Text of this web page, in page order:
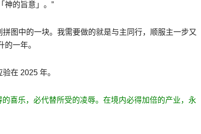
神的旨意」。”
图中的一块。我需要做的就是与主同行，顺服主一步又
一年。
在 2025 年。
喜乐，必代替所受的凌辱。在境内必得加倍的产业，永